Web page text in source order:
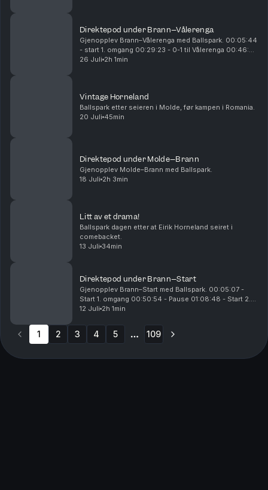
Direktepod under Brann–Vålerenga
Gjenopplev Brann–Vålerenga med Ballspark. 00:05:44
- start 1. omgang 00:29:23 - 0-1 til Vålerenga 00:46:25
- 0-2 til Vålerenga 00:54:26 - 0-3 til Vålerenga
26 Juli 2h 1min
Vintage Horneland
Ballspark etter seieren i Molde, før kampen i Romania.
20 Juli 45min
Direktepod under Molde–Brann
Gjenopplev Molde–Brann med Ballspark.
18 Juli 2h 3min
Litt av et drama!
Ballspark dagen etter at Eirik Horneland seiret i
comebacket.
13 Juli 34min
Direktepod under Brann–Start
Gjenopplev Brann–Start med Ballspark. 00:05:07 -
Start 1. omgang 00:50:54 - Pause 01:08:48 - Start 2.
omgang 01:16:04 - 0-1 til Start 01:31:20 - 1-1 til Brann
12 Juli 2h 1min
1 2 3 4 5 109